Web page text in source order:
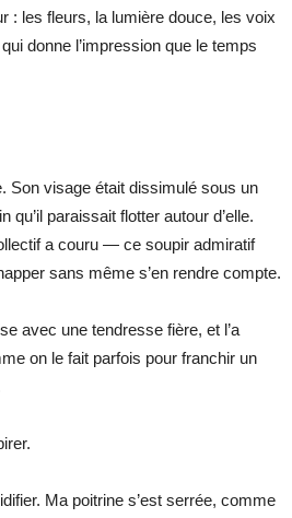
: les fleurs, la lumière douce, les voix
donne l’impression que le temps
Son visage était dissimulé sous un
qu’il paraissait flotter autour d’elle.
a couru — ce soupir admiratif
sans même s’en rendre compte.
avec une tendresse fière, et l’a
on le fait parfois pour franchir un
Ma poitrine s’est serrée, comme